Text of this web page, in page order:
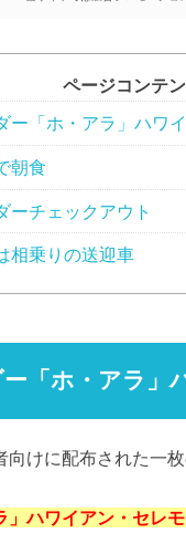
ページコンテ
ー「ホ・アラ」ハワ
朝食
ーチェックアウト
相乗りの送迎車
「ホ・アラ」
向けに配布された一枚
」ハワイアン・セレ